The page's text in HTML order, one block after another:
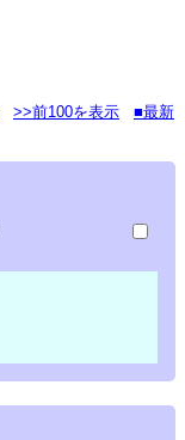
>>前100を表示
■最新